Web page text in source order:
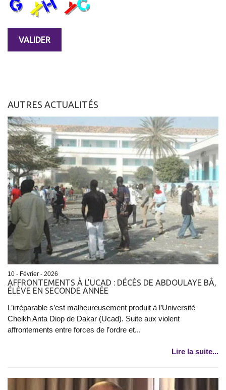
AUTRES ACTUALITÉS
10 - Février - 2026
AFFRONTEMENTS À L’UCAD : DÉCÈS DE ABDOULAYE BÂ,
ÉLÈVE EN SECONDE ANNÉE
L’irréparable s’est malheureusement produit à l’Université
Cheikh Anta Diop de Dakar (Ucad). Suite aux violent
affrontements entre forces de l’ordre et...
Lire la suite...